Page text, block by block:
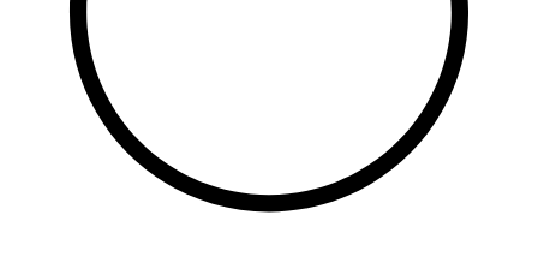
104,9 FM
Баулы
107,5 FM
Биләр